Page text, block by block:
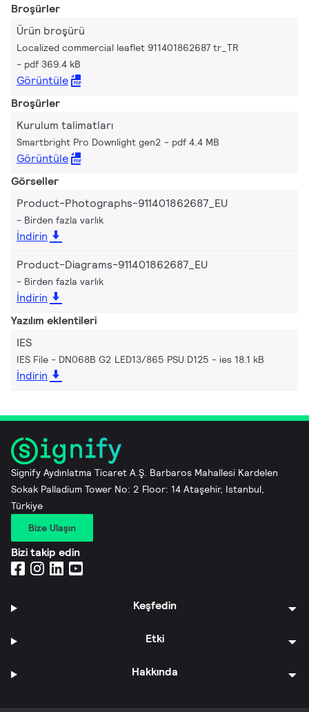
Broşürler
Ürün broşürü
Localized commercial leaflet 911401862687 tr_TR
pdf 369.4 kB
Görüntüle
Broşürler
Kurulum talimatları
Smartbright Pro Downlight gen2 pdf 4.4 MB
Görüntüle
Görseller
Product-Photographs-911401862687_EU
Birden fazla varlık
İndirin
Product-Diagrams-911401862687_EU
Birden fazla varlık
İndirin
Yazılım eklentileri
IES
IES File - DN068B G2 LED13/865 PSU D125 ies 18.1 kB
İndirin
Signify Aydınlatma Ticaret A.Ş. Barbaros Mahallesi Kardelen
Sokak Palladium Tower No: 2 Floor: 14 Ataşehir, Istanbul,
Türkiye
Bize Ulaşın
Bizi takip edin
Keşfedin
Etki
Hakkında